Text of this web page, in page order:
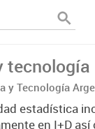
tecnología
y Tecnología
estadística
en I+D así